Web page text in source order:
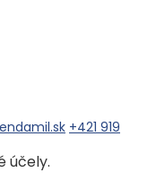
+421 919
účely.